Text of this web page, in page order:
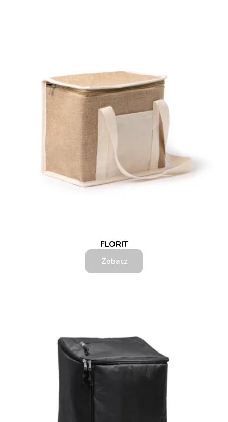
FLORIT
Zobacz